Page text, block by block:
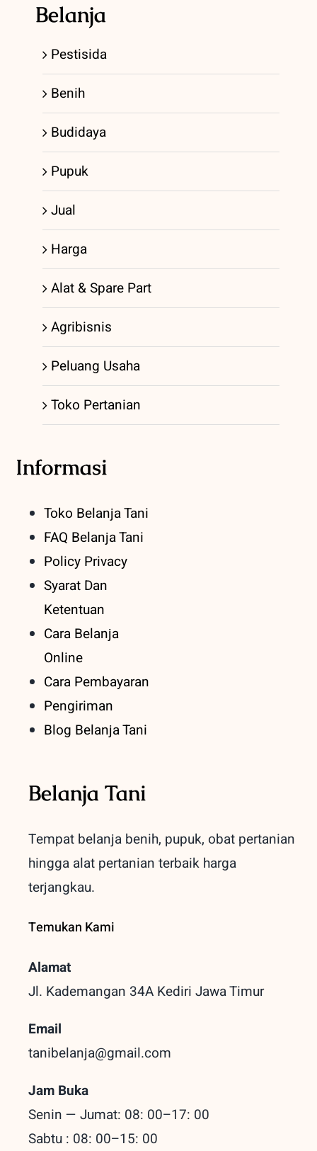
Belanja
Pestisida
Benih
Budidaya
Pupuk
Jual
Harga
Alat & Spare Part
Agribisnis
Peluang Usaha
Toko Pertanian
Informasi
Toko Belanja Tani
FAQ Belanja Tani
Policy Privacy
Syarat Dan
Ketentuan
Cara Belanja
Online
Cara Pembayaran
Pengiriman
Blog Belanja Tani
Belanja Tani
Tempat belanja benih, pupuk, obat pertanian
hingga alat pertanian terbaikharga
terjangkau.
Temukan Kami
Alamat
Jl. Kademangan 34A Kediri Jawa Timur
Email
tanibelanja@gmail.com
Jam Buka
Senin — Jumat: 08: 00–17: 00
Sabtu : 08: 00–15: 00